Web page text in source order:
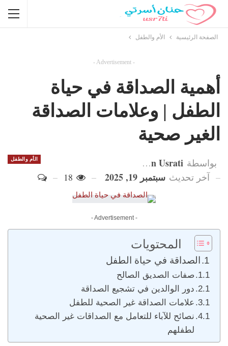
الصفحة الرئيسية الأم والطفل
- Advertisement -
أهمية الصداقة في حياة
الطفل | وعلامات الصداقة
الغير صحية
الأم والطفل بواسطة Hanan Usrati
آخر تحديث سبتمبر 19, 2025
- Advertisement -
المحتويات
الصداقة في حياة الطفل
صفات الصديق الصالح
دور الوالدين في تشجيع الصداقة
علامات الصداقة غير الصحية للطفل
نصائح للآباء للتعامل مع الصداقات غير الصحية
لطفلهم